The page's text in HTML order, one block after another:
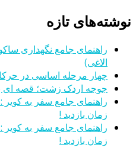
نوشته‌های تازه
راهنمای جامع نگهداری
الاغی)
چهار مرحله اساسی در
جوجه اردک زشت؛ قصه ای
راهنمای جامع سفر به کویر
زمان بازدید !
راهنمای جامع سفر به کویر
زمان بازدید !